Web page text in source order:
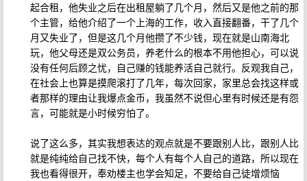
起合租，他失业之后在出租屋躺了几个月，然后又是他之前的那
个主管，给他介绍了一个上海的工作，收入直接翻番，干了几个
月又失业了，但是这几个月他攒了不少钱，现在就是山南海北
玩，他父母还是双公务员，养老什么的根本不用他担心，可以说
没有任何后顾之忧，自己赚的钱能养活自己就行。反观我自己，
在社会上也算是摸爬滚打了几年，每次回家，家里总会找这样或
者那样的理由让我爆点金币，我虽然不说但心里有时候还是有怨
言，可能就是小时候穷怕了。
说了这么多，其实我想表达的观点就是不要跟别人比，跟别人比
就是纯纯给自己找不快，每个人有每个人自己的道路，所以现在
我也看得很开，奉劝楼主也学会知足，不要给自己徒增烦恼